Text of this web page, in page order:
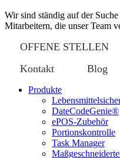
Wir sind ständig auf der
Mitarbeitern, die unser Team
OFFENE STELLEN
Kontakt
Blog
Produkte
DateCodeGenie®
ePOS-Zubehör
Portionskontrolle
Task Manager